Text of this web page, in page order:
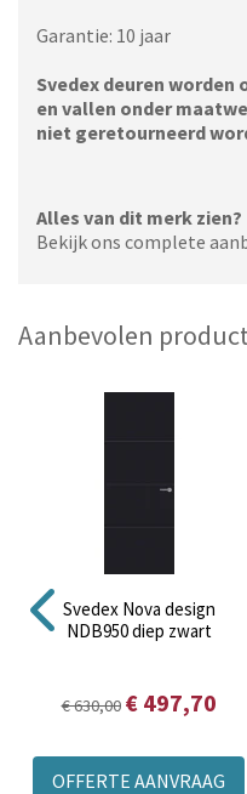
Garantie: 10 jaar
Svedex deuren
en vallen onder
niet geretourneerd
Alles van dit merk zien?
Bekijk ons complete
Aanbevolen
Svedex Nova design
NDB950 diep zwart
€ 630,00 € 497,70
OFFERTE AANVRAAG